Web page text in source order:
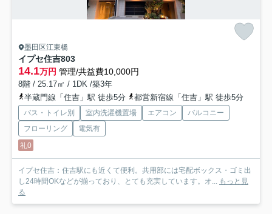
墨田区江東橋
イプセ住吉803
14.1万円 管理/共益費10,000円
8階 / 25.17㎡ / 1DK /築3年
半蔵門線「住吉」駅 徒歩5分
都営新宿線「住吉」駅 徒歩5分
バス・トイレ別 室内洗濯機置場 エアコン
バルコニー
フローリング
電気有
礼0
イプセ住吉：住吉駅にも近くて便利。共用部には宅配ボックス・ゴミ出
し24時間OKなどが揃っており、とても充実しています。オ... もっと見
る